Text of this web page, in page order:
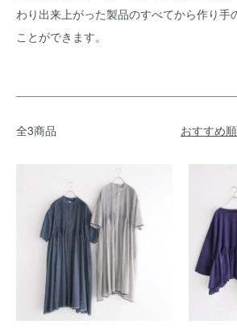
わり出来上がった製品のすべてから作り手
ことができます。
全3商品 おすすめ順